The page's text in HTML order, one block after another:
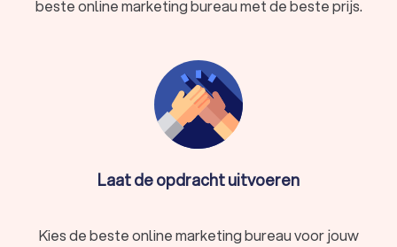
beste online marketing bureau met de beste prijs.
Laat de opdracht uitvoeren
Kies de beste online marketing bureau voor jouw